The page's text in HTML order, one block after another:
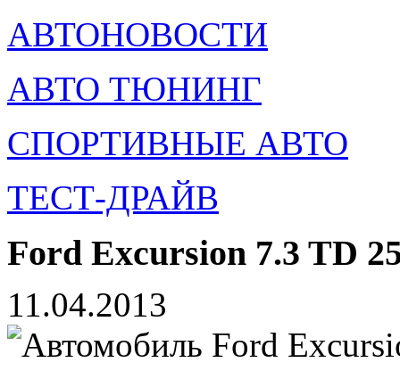
АВТОНОВОСТИ
АВТО ТЮНИНГ
СПОРТИВНЫЕ АВТО
ТЕСТ-ДРАЙВ
Ford Excursion 7.3 TD
11.04.2013